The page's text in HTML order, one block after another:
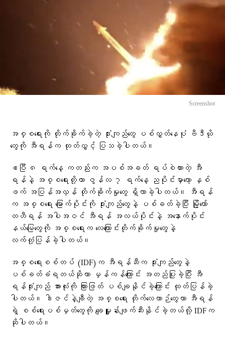
Screenshot
အစ္စရေးကို တိုက်ခိုက်ခဲ့တဲ့ ဒုံးကျည်တွေ ပစ်လွှတ်နေပုံ ဗီဒီယို
တွေကို အီရန်က ထုတ်လွှင့် ပြသခဲ့ပါတယ်။
ဧပြီ ၈ ရက်နေ့ ကတည်းက အပစ်အခတ် ရပ်စဲထားတဲ့ အီ
ရန်နဲ့ အစ္စရေးတို့ဟာ ဇွန်လ ၇ ရက်နေ့ ညပိုင်းမှာတော့ နှစ်
ဖက် အပြန်အလှန် တိုက်ခိုက်မှုတွေ ရှိလာခဲ့ပါတယ်။ အီရန်
က အစ္စရေး မြောက်ပိုင်းကို ဒုံးကျည်တွေနဲ့ ပစ်ခတ်ခဲ့ပြီး မြို့တော်
တဟီရန် အပါအဝင် အီရန် အလယ်ပိုင်းနဲ့ အနောက်ပိုင်း
နယ်မြေတွေကို အစ္စရေးက လေကြောင်းတိုက်ခိုက်မှုတွေနဲ့
လက်တုံ့ပြန်ခဲ့ပါတယ်။
အစ္စရေးစစ်တပ် (IDF)က အီရန်ဆီက ဒုံးကျည်တွေနဲ့
ပစ်ခတ်ခံရတယ်ဆိုတာ မှန်ကန်ကြောင်း အတည်ပြုခဲ့ပြီး အီ
ရန်ဒုံးကျည် အားလုံးကို ကြားဖြတ် ပစ်ချနိုင်ခဲ့ကြောင်း ထုတ်ပြန်ခဲ့
ပါတယ်။ ဒါဇင်နဲ့ချီတဲ့ အစ္စရေး တိုက်လေယာဉ်တွေဟာ အီရန်
ရဲ့ စစ်ရေးပစ်မှတ်တွေကို ချေမှုူန်းဖျက်ဆီးနိုင်ခဲ့တယ်လို့ IDFက
ဆိုပါတယ်။